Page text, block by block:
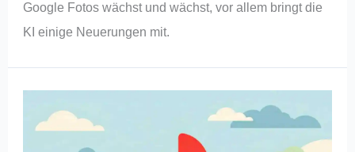
Google Fotos wächst und wächst, vor allem bringt die
KI einige Neuerungen mit.